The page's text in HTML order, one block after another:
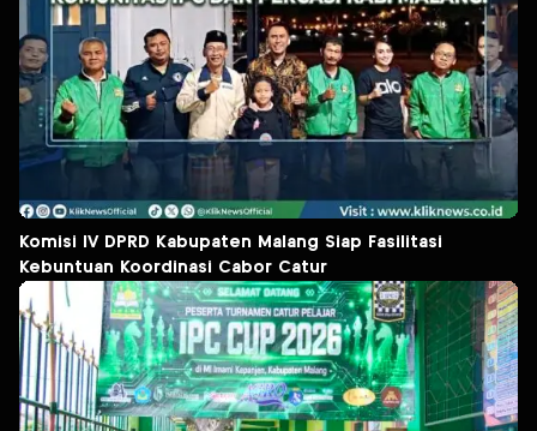
Komisi IV DPRD Kabupaten Malang Siap Fasilitasi
Kebuntuan Koordinasi Cabor Catur